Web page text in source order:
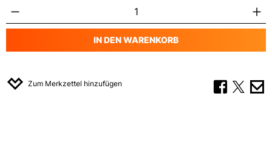
Produkt Anzahl: Gib den gewünschten
IN DEN WARENKORB
Zum Merkzettel hinzufügen